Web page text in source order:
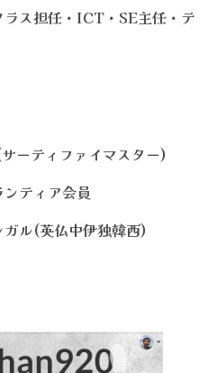
ス担任・ICT・SE主任・テ
ーティファイマスター)
ティア会員
ル(英仏中伊独韓西)